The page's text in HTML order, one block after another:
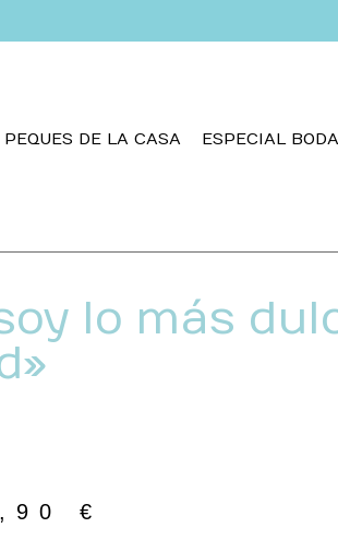
DE LA CASA ESPECIAL
lo más
€